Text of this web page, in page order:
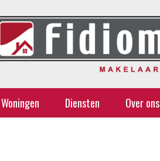
Woningen Diensten Over ons